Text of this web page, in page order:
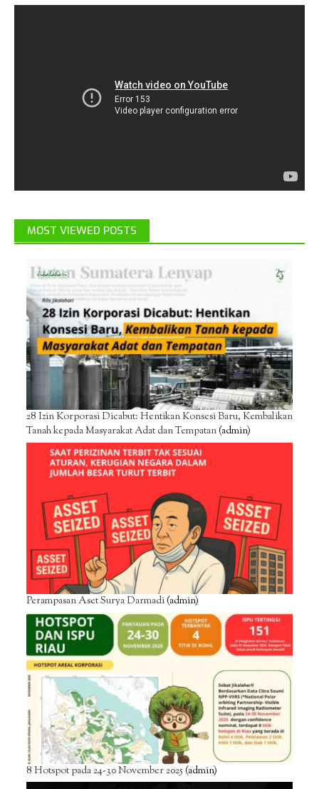
MOST VIEWED POSTS
28 Izin Korporasi Dicabut: Hentikan Konsesi Baru, Kembalikan
Tanah kepada Masyarakat Adat dan Tempatan(admin)
Perampasan Aset Surya Darmadi(admin)
8 Hotspot pada 24-30 November 2025(admin)